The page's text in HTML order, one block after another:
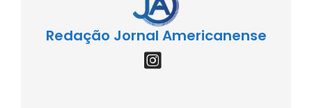
Redação Jornal Americanense